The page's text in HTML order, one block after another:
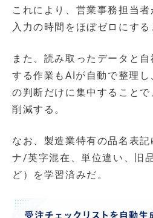
これにより、営業事務担当
入力の時間をほぼゼロにする
また、読み取ったデータと
する作業もAIが自動で整理し
の判断だけに集中すること
削減する。
なお、製造業特有の品名表
ナ/英字混在、単位違い、旧
ど）を学習済みだ。